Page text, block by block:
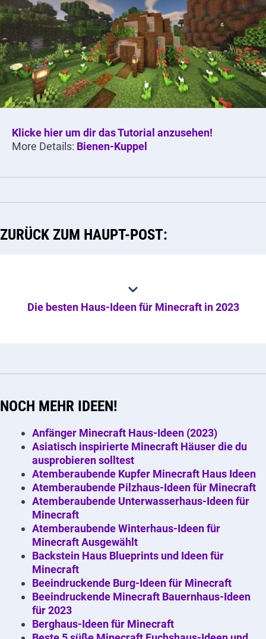
Klicke hier um dir das Tutorial anzusehen!
More Details: Bienen-Kuppel
ZURÜCK ZUM HAUPT-POST:
Die besten Haus-Ideen für Minecraft in 2023
NOCH MEHR IDEEN!
Anfänger Minecraft Haus-Ideen (2023)
Asiatisch inspirierte Minecraft Häuser die du
ausprobieren solltest
Atemberaubende Kupfer Minecraft Haus Ideen
Atemberaubende Pilzhaus-Ideen für Minecraft
Atemberaubende Unterwasserhaus-Ideen für
Minecraft
Atemberaubende Winterhaus-Ideen für
Minecraft Ausgewählt
Backstein Haus Blueprints und Ideen für
Minecraft
Beeindruckende Burg-Ideen für Minecraft
Beeindruckende Minecraft Bauernhaus-Ideen
für 2023
Berghaus-Ideen für Minecraft